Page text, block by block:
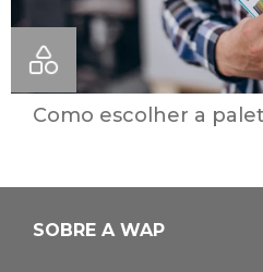
Como escolher a
SOBRE A WAP